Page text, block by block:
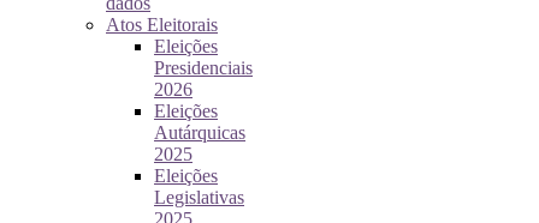
Atos Eleitorais
Eleições
Presidenciais
2026
Eleições
Autárquicas
2025
Eleições
Legislativas
2025